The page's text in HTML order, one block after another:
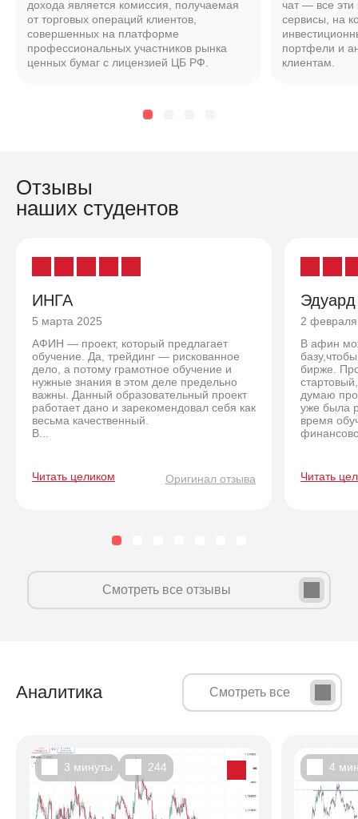
дохода является комиссия, получаемая
от торговых операций клиентов,
совершенных на платформе
профессиональных участников рынка
ценных бумаг с лицензией ЦБ РФ.
чат — все эти
сервисы, на
портфели и
клиентам.
Отзывы
наших студентов
ИНГА
5 марта 2025
АФИН — проект, который предлагает
обучение. Да, трейдинг — рискованное
дело, а потому грамотное обучение и
нужные знания в этом деле предельно
важны. Данный образовательный проект
работает дано и зарекомендовал себя как
весьма качественный.
В...
Читать целиком Оригинал отзыва
Эдуард
2
В афин
бирже.
думаю
уже была
время
Читать
Смотреть все отзывы
Аналитика Смотреть все
3 минуты 244 4